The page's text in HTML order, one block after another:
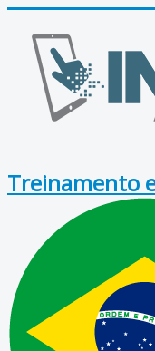
Treinamento